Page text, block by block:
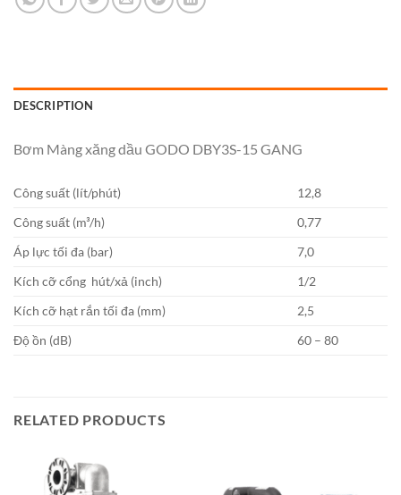
DESCRIPTION
Bơm Màng xăng dầu GODO DBY3S-15 GANG
Công suất (lít/phút)
12,8
Công suất (m³/h)
0,77
Áp lực tối đa (bar)
7,0
Kích cỡ cổng hút/xả (inch)
1/2
Kích cỡ hạt rắn tối đa (mm)
2,5
Độ ồn (dB)
60 – 80
RELATED PRODUCTS